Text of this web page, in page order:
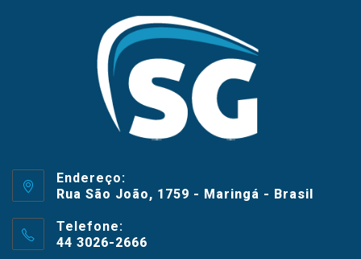
Endereço:
Rua São João, 1759 - Maringá - Brasil
Telefone:
44 3026-2666